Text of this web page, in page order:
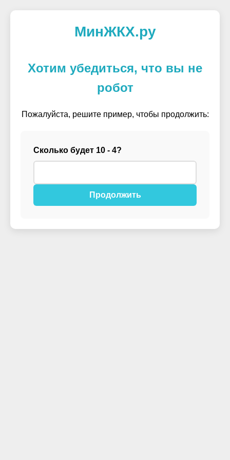
МинЖКХ.ру
Хотим убедиться, что вы не
робот
Пожалуйста, решите пример, чтобы продолжить:
Сколько будет 10 - 4?
Продолжить